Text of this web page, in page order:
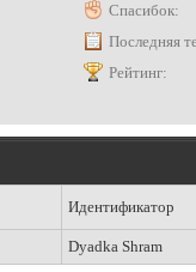
Спасибок:
Последняя
Рейтинг:
Идентификатор
Dyadka Shram